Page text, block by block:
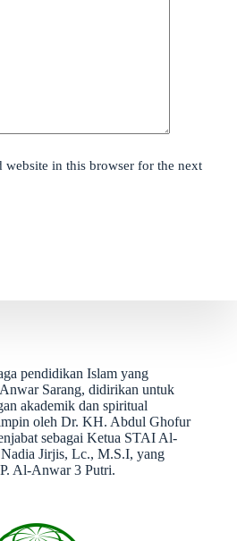
website in this browser for the next
pendidikan Islam yang
Sarang, didirikan untuk
akademik dan spiritual
oleh Dr. KH. Abdul Ghofur
sebagai Ketua STAI Al-
Jirjis, Lc., M.S.I, yang
Al-Anwar 3 Putri.